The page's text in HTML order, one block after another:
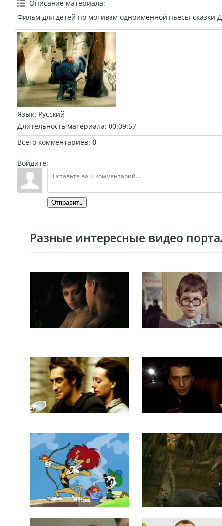
Описание материала:
Фильм для детей по мотивам одноименной пьесы-сказки
Язык: Русский
Длительность материала: 00:09:57
Всего комментариев: 0
Войдите:
Отправить
Разные интересные видео